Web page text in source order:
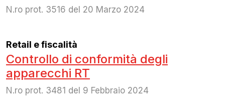
N.ro prot. 3516 del 20 Marzo 2024
Retail e fiscalità
Controllo di conformità degli
apparecchi RT
N.ro prot. 3481 del 9 Febbraio 2024